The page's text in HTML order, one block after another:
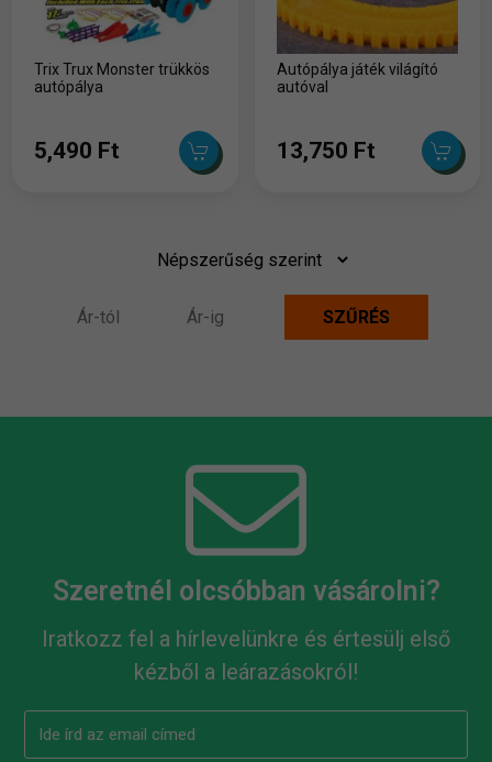
Trix Trux Monster trükkös
autópálya
5,490 Ft
Autópálya játék világító
autóval
13,750 Ft
Szeretnél olcsóbban vásárolni?
Iratkozz fel a hírlevelünkre és értesülj első
kézből a leárazásokról!